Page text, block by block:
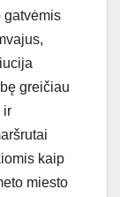
gatvėmis
greičiau
ir
kaip
miesto